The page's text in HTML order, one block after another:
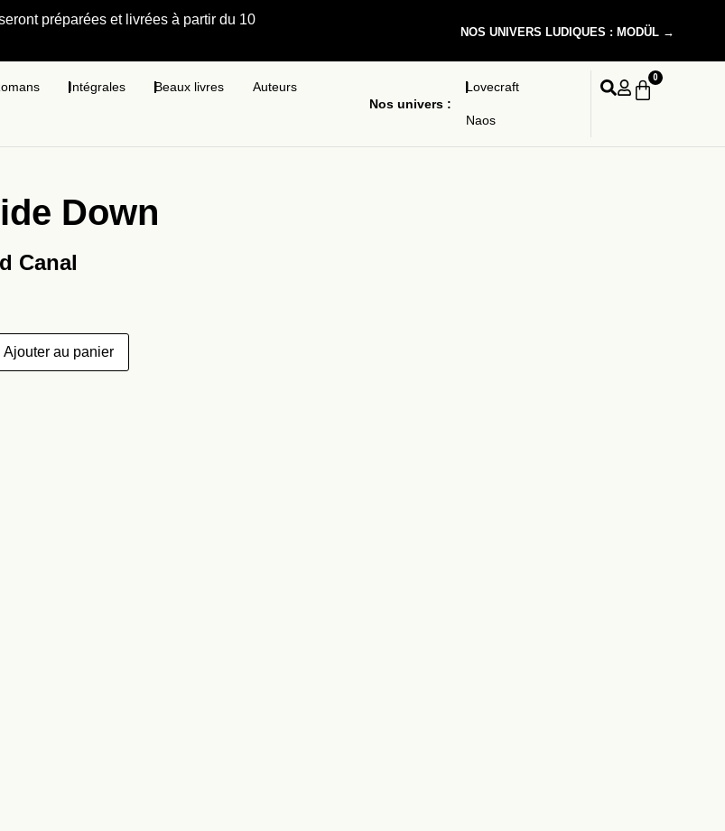
préparées et livrées à partir du 10
NOS UNIVERS LUDIQUES : MODÜL →
Intégrales Beaux livres
Auteurs
Nos univers :
Lovecraft
Naos
0
Down
Canal
Ajouter au panier